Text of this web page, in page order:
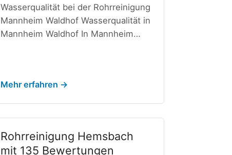
Wasserqualität bei der Rohrreinigung
Mannheim Waldhof Wasserqualität in
Mannheim Waldhof In Mannheim…
Mehr erfahren →
Rohrreinigung Hemsbach
mit 135 Bewertungen